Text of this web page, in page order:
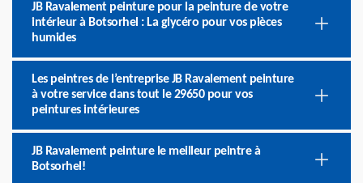
JB Ravalement peinture pour la peinture de votre
intérieur à Botsorhel : La glycéro pour vos pièces
humides
Les peintres de l’entreprise JB Ravalement peinture
à votre service dans tout le 29650 pour vos
peintures intérieures
JB Ravalement peinture le meilleur peintre à
Botsorhel!